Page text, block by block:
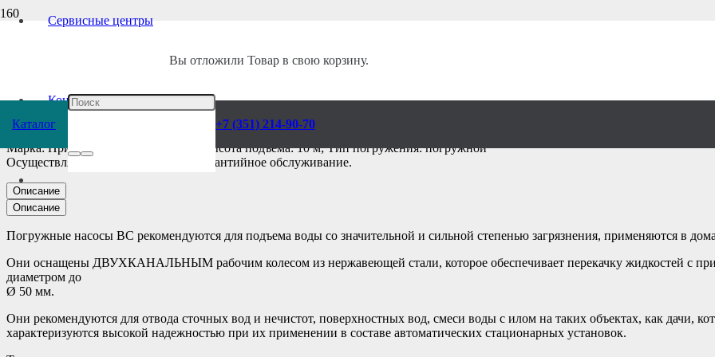
Сервисные центры
Контакты
Вы отложили Товар в свою корзину.
Каталог +7 (351) 214-90-70
Главная /Каталог/Насосы/Pedrollo
Насос электрический Pedrollo Bcm
Марка: Прима; Модель: Bcm 15/50; Высота подъема: 10 м; Тип погружения: погружной
Осуществляем гарантийное и постгарантийное обслуживание.
Описание
Описание
Погружные насосы BC рекомендуются для подъема воды со значительной и сильной степенью загрязнения, применяются в
Они оснащены ДВУХКАНАЛЬНЫМ рабочим колесом из нержавеющей стали, которое обеспечивает перекачку жидкостей с
диаметром до
Ø 50 мм.
Они рекомендуются для отвода сточных вод и нечистот, поверхностных вод, смеси воды с илом на таких объектах, как дачи,
характеризуются высокой надежностью при их применении в составе автоматических стационарных установок.